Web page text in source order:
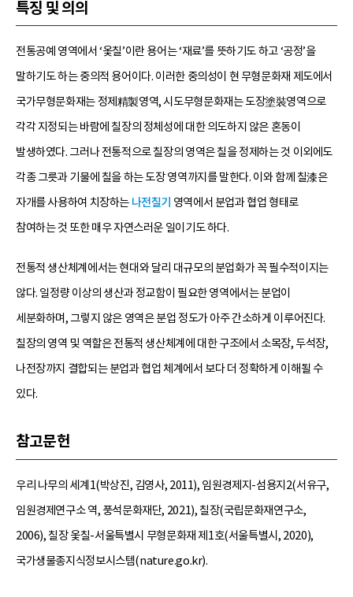
특징 및 의의
전통공예 영역에서 ‘옻칠’이란 용어는 ‘재료’를 뜻하기도 하고 ‘공정’을
말하기도 하는 중의적 용어이다. 이러한 중의성이 현 무형문화재 제도에서
국가무형문화재는 정제精製영역, 시도무형문화재는 도장塗裝영역으로
각각 지정되는 바람에 칠장의 정체성에 대한 의도하지 않은 혼동이
발생하였다. 그러나 전통적으로 칠장의 영역은 칠을 정제하는 것 이외에도
각종 그릇과 기물에 칠을 하는 도장 영역까지를 말한다. 이와 함께 칠漆은
자개를 사용하여 치장하는 나전칠기 영역에서 분업과 협업 형태로
참여하는 것 또한 매우 자연스러운 일이기도 하다.
전통적 생산체계에서는 현대와 달리 대규모의 분업화가 꼭 필수적이지는
않다. 일정량 이상의 생산과 정교함이 필요한 영역에서는 분업이
세분화하며, 그렇지 않은 영역은 분업 정도가 아주 간소하게 이루어진다.
칠장의 영역 및 역할은 전통적 생산체계에 대한 구조에서 소목장, 두석장,
나전장까지 결합되는 분업과 협업 체계에서 보다 더 정확하게 이해될 수
있다.
참고문헌
우리 나무의 세계1(박상진, 김영사, 2011), 임원경제지-섬용지2(서유구,
임원경제연구소 역, 풍석문화재단, 2021), 칠장(국립문화재연구소,
2006), 칠장 옻칠-서울특별시 무형문화재 제1호(서울특별시, 2020),
국가생물종지식정보시스템(nature.go.kr).